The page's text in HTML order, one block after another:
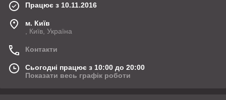
Працює з 10.11.2016
м. Київ
, Київ, Україна
Контакти
Сьогодні працює з 10:00 до 20:00
Показати весь графік роботи